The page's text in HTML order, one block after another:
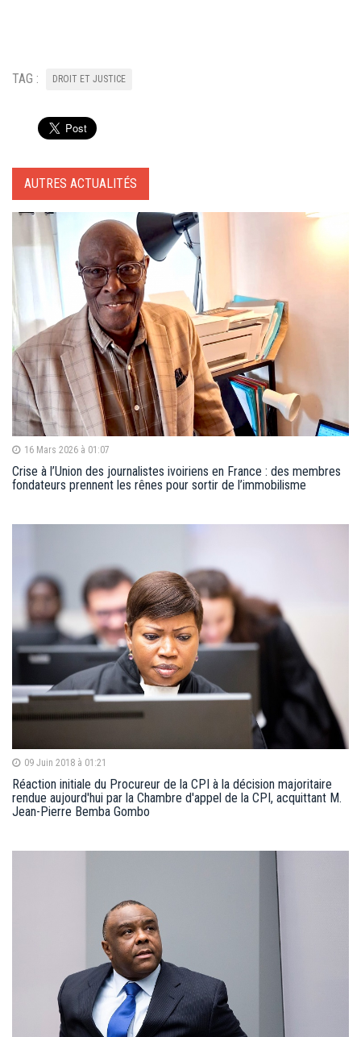
TAG : DROIT ET JUSTICE
AUTRES ACTUALITÉS
16 Mars 2026 à 01:07
Crise à l’Union des journalistes ivoiriens en France : des membres
fondateurs prennent les rênes pour sortir de l’immobilisme
09 Juin 2018 à 01:21
Réaction initiale du Procureur de la CPI à la décision majoritaire
rendue aujourd'hui par la Chambre d'appel de la CPI, acquittant M.
Jean-Pierre Bemba Gombo